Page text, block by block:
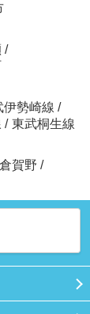
/
伊勢崎線 /
/ 東武桐生線
倉賀野 /